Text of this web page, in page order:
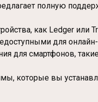
полную
как Ledger
для онлайн-
для смартфонов,
которые вы